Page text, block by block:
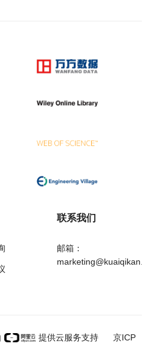
联系我们
邮箱：
提供云服务支持
京ICP